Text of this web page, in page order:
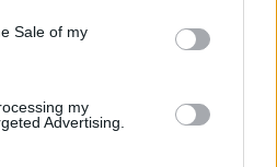
Sale of my
my
Advertising.
PSV
niet op de bank bij PSV
Twente als Drommel